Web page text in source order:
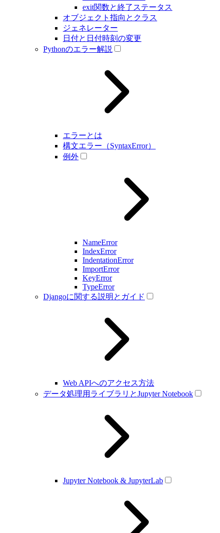
exit関数と終了ステータス
オブジェクト指向とクラス
ジェネレーター
日付と日付時刻の変更
Pythonのエラー解説
エラーとは
構文エラー（SyntaxError）
例外
NameError
IndexError
IndentationError
ImportError
KeyError
TypeError
Djangoに関する説明とガイド
Web APIへのアクセス方法
データ処理用ライブラリとJupyter Notebook
Jupyter Notebook & JupyterLab